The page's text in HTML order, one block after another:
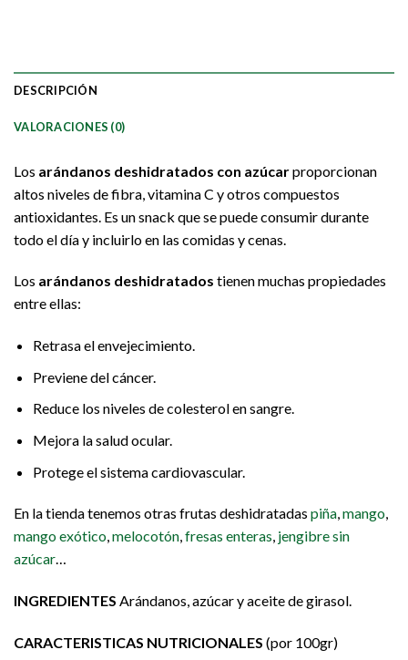
DESCRIPCIÓN
VALORACIONES (0)
Los arándanos deshidratados con azúcarproporcionan
altos niveles de fibra, vitamina C y otros compuestos
antioxidantes. Es un snack que se puede consumir durante
todo el día y incluirlo en las comidas y cenas.
Los arándanos deshidratados tienen muchas propiedades
entre ellas:
Retrasa el envejecimiento.
Previene del cáncer.
Reduce los niveles de colesterol en sangre.
Mejora la salud ocular.
Protege el sistema cardiovascular.
En la tienda tenemos otras frutas deshidratadas piña,mango,
mango exótico,melocotón,fresas enteras, jengibre sin
azúcar…
INGREDIENTES Arándanos, azúcar y aceite de girasol.
CARACTERISTICAS NUTRICIONALES (por 100gr)